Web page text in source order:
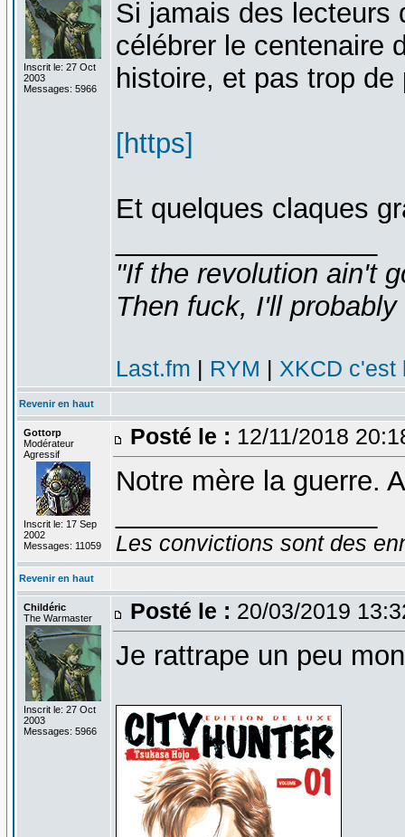
Inscrit le: 27 Oct
2003
Messages: 5966
Si jamais des lecteurs
célébrer le centenaire
histoire, et pas trop
[https]
Et quelques claques
"If the revolution ain't
Then fuck, I'll
Last.fm | RYM | XKCD c'est
Revenir en haut
Gottorp
Modérateur
Agressif
Inscrit le: 17 Sep
2002
Messages: 11059
Posté le : 12/11/2018
Notre mère la guerre.
Les convictions sont des
Revenir en haut
Childéric
The Warmaster
Inscrit le: 27 Oct
2003
Messages: 5966
Posté le : 20/03/2019
Je rattrape un peu